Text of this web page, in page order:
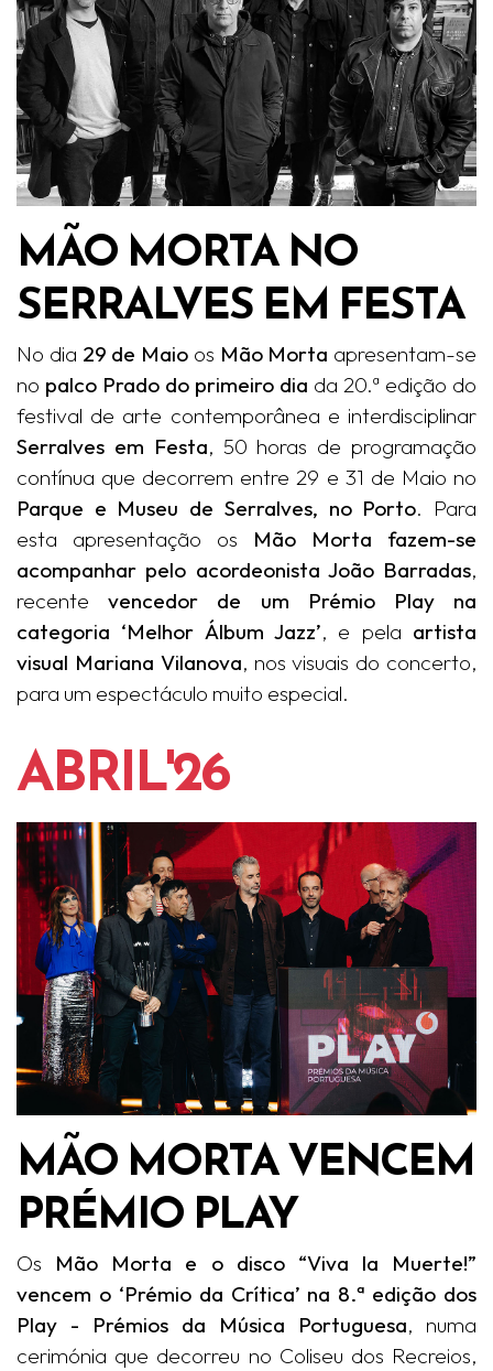
MÃO MORTA NO
SERRALVES EM FESTA
No dia 29 de Maio os Mão Morta apresentam-se
no palco Prado do primeiro dia da 20.ª edição do
festival de arte contemporânea e interdisciplinar
Serralves em Festa, 50 horas de programação
contínua que decorrem entre 29 e 31 de Maio no
Parque e Museu de Serralves, no Porto. Para
esta apresentação os Mão Morta fazem-se
acompanhar pelo acordeonista João Barradas,
recentevencedor de um Prémio Play na
categoria ‘Melhor Álbum Jazz’, e pela artista
visual Mariana Vilanova, nos visuais do concerto,
para um espectáculo muito especial.
ABRIL'26
MÃO MORTA VENCEM
PRÉMIO PLAY
Os Mão Morta e o disco “Viva la Muerte!”
vencem o ‘Prémio da Crítica’ na 8.ª edição dos
Play - Prémios da Música Portuguesa, numa
cerimónia que decorreu no Coliseu dos Recreios,